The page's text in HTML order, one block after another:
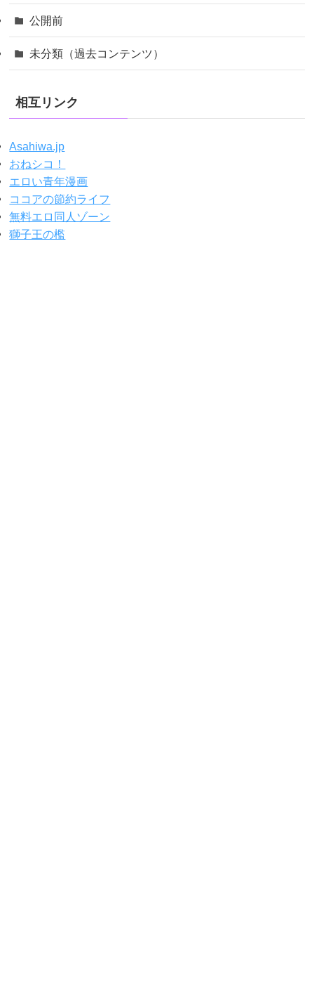
公開前
未分類（過去コンテンツ）
相互リンク
Asahiwa.jp
おねシコ！
エロい青年漫画
ココアの節約ライフ
無料エロ同人ゾーン
獅子王の檻